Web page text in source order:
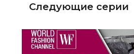
Следующие серии